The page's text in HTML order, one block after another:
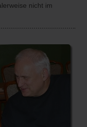
nicht im